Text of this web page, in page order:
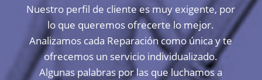
Nuestro perfil de cliente es muy exigente, por
lo que queremos ofrecerte lo mejor.
Analizamos cada Reparación como única y te
ofrecemos un servicio individualizado.
Algunas palabras por las que luchamos a